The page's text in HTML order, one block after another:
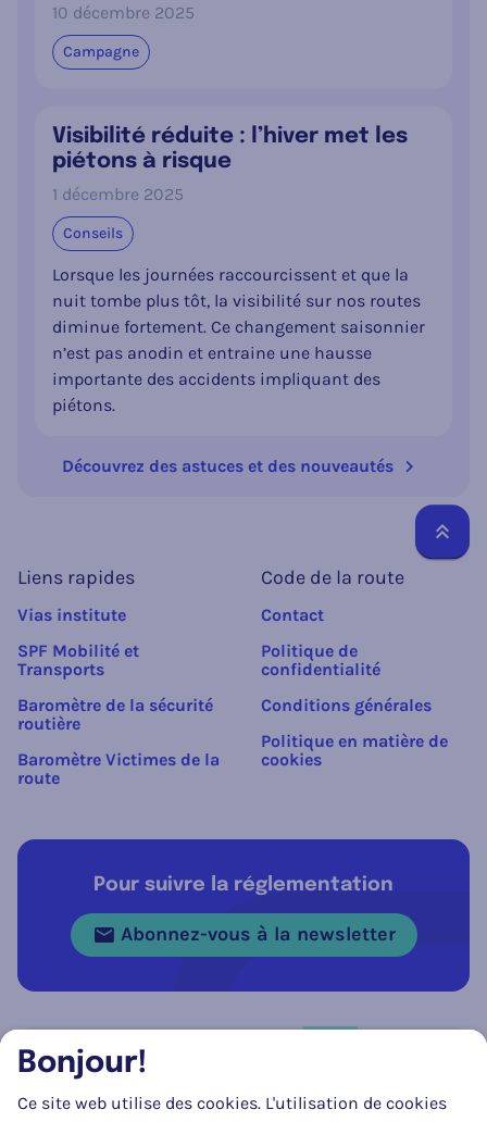
10 décembre 2025
Campagne
Visibilité réduite : l’hiver met les
piétons à risque
1 décembre 2025
Conseils
Lorsque les journées raccourcissent et que la
nuit tombe plus tôt, la visibilité sur nos routes
diminue fortement. Ce changement saisonnier
n’est pas anodin et entraine une hausse
importante des accidents impliquant des
piétons.
Découvrez des astuces et des nouveautés
Liens rapides
Vias institute
SPF Mobilité et
Transports
Baromètre de la sécurité
routière
Baromètre Victimes de la
route
Code de la route
Contact
Politique de
confidentialité
Conditions générales
Politique en matière de
cookies
Pour suivre la réglementation
Abonnez-vous à la newsletter
Suivez-nous sur
Bonjour!
Ce site web utilise des cookies. L'utilisation de cookies